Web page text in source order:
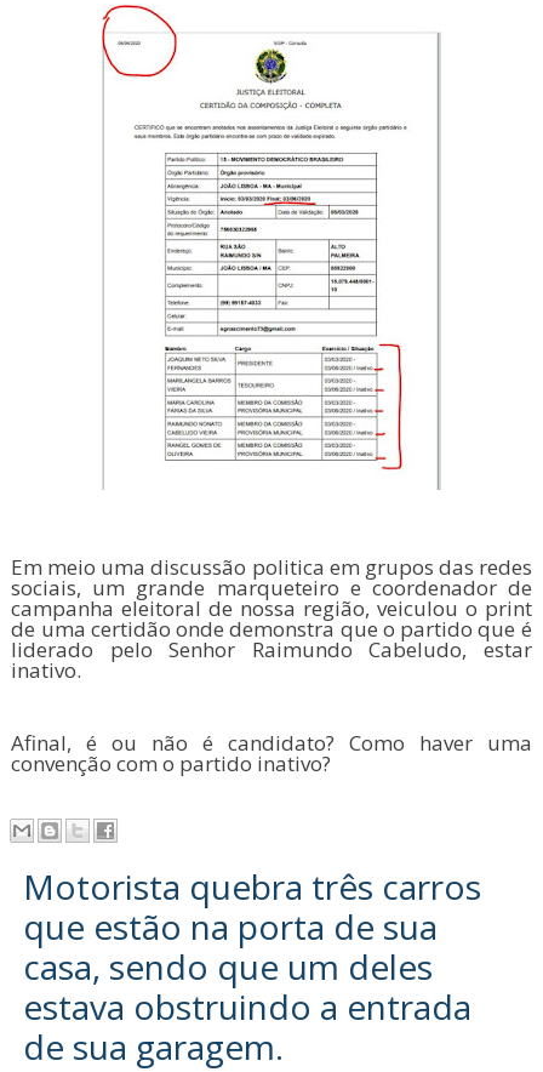
Em meio uma discussão politica em grupos das redes
sociais, um grande marqueteiro e coordenador de
campanha eleitoral de nossa região, veiculou o print
de uma certidão onde demonstra que o partido que é
liderado pelo Senhor Raimundo Cabeludo, estar
inativo.
Afinal, é ou não é candidato? Como haver uma
convenção com o partido inativo?
Motorista quebra três carros
que estão na porta de sua
casa, sendo que um deles
estava obstruindo a entrada
de sua garagem.